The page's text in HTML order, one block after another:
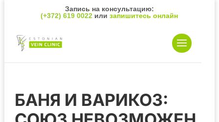
Запись на консультацию:
(+372) 619 0022 илизапишитесь онлайн
БАНЯ И ВАРИКОЗ: